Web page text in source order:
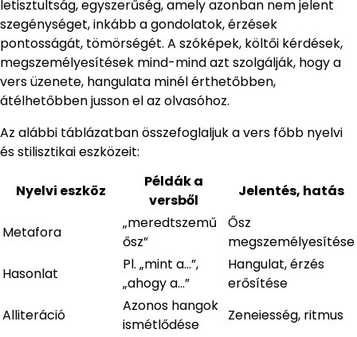
letisztultság, egyszerűség, amely azonban nem jelent
szegénységet, inkább a gondolatok, érzések
pontosságát, tömörségét. A szóképek, költői kérdések,
megszemélyesítések mind-mind azt szolgálják, hogy a
vers üzenete, hangulata minél érthetőbben,
átélhetőbben jusson el az olvasóhoz.
Az alábbi táblázatban összefoglaljuk a vers főbb nyelvi
és stilisztikai eszközeit:
Nyelvi eszköz
Példák a
versből
Jelentés, hatás
Metafora
„meredtszemű
ősz”
Ősz
megszemélyesítése
Hasonlat
Pl. „mint a…”,
„ahogy a…”
Hangulat, érzés
erősítése
Alliteráció
Azonos hangok
ismétlődése
Zeneiesség, ritmus